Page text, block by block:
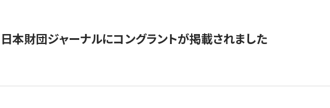
日本財団ジャーナルにコングラントが掲載されました